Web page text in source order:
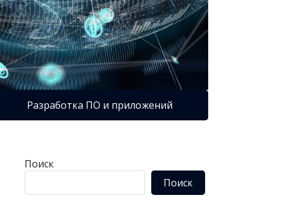
Разработка ПО и приложений
Поиск
Поиск